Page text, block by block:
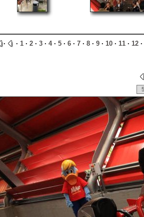
· · 1· 2· 3· 4· 5· 6· 7· 8· 9· 10· 11· 12·